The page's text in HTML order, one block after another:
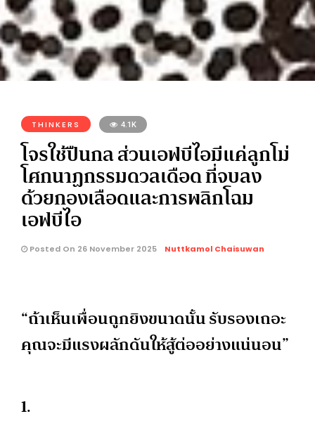
THINKERS 4.1K
โจรใช้ปืนกล ส่วนเอฟบีไอมีแค่ลูกโม่
โศกนาฏกรรมดวลเดือด ที่จบลง
ด้วยกองเลือดและการพลิกโฉม
เอฟบีไอ
Posted On 26 November 2025 Nuttkamol Chaisuwan
“ถ้าเห็นเพื่อนถูกยิงขนาดนั้น รับรองเถอะ
คุณจะมีแรงผลักดันให้สู้ต่ออย่างแน่นอน”
1.